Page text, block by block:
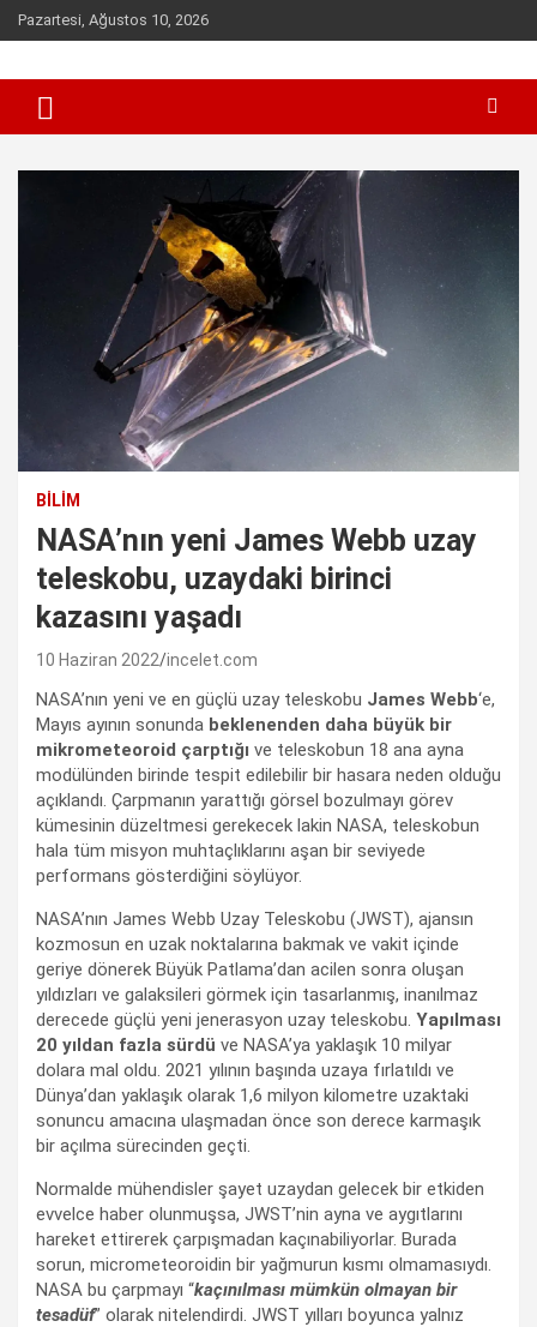
Skip
to
Pazartesi, Ağustos 10, 2026
incelet.com
BILIM
NASA’nın yeni James Webb uzay
teleskobu, uzaydaki birinci
kazasını yaşadı
10 Haziran 2022 incelet.com
NASA’nın yeni ve en güçlü uzay teleskobu James Webb‘e,
Mayıs ayının sonunda beklenenden daha büyük bir
mikrometeoroid çarptığı ve teleskobun 18 ana ayna
modülünden birinde tespit edilebilir bir hasara neden olduğu
açıklandı. Çarpmanın yarattığı görsel bozulmayı görev
kümesinin düzeltmesi gerekecek lakin NASA, teleskobun
hala tüm misyon muhtaçlıklarını aşan bir seviyede
performans gösterdiğini söylüyor.
NASA’nın James Webb Uzay Teleskobu (JWST), ajansın
kozmosun en uzak noktalarına bakmak ve vakit içinde
geriye dönerek Büyük Patlama’dan acilen sonra oluşan
yıldızları ve galaksileri görmek için tasarlanmış, inanılmaz
derecede güçlü yeni jenerasyon uzay teleskobu. Yapılması
20 yıldan fazla sürdü ve NASA’ya yaklaşık 10 milyar
dolara mal oldu. 2021 yılının başında uzaya fırlatıldı ve
Dünya’dan yaklaşık olarak 1,6 milyon kilometre uzaktaki
sonuncu amacına ulaşmadan önce son derece karmaşık
bir açılma sürecinden geçti.
Normalde mühendisler şayet uzaydan gelecek bir etkiden
evvelce haber olunmuşsa, JWST’nin ayna ve aygıtlarını
hareket ettirerek çarpışmadan kaçınabiliyorlar. Burada
sorun, micrometeoroidin bir yağmurun kısmı olmamasıydı.
NASA bu çarpmayı “kaçınılması mümkün olmayan bir
tesadüf” olarak nitelendirdi. JWST yılları boyunca yalnız